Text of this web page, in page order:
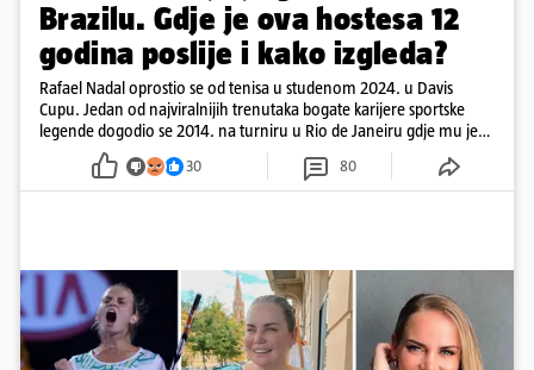
Brazilu. Gdje je ova hostesa 12
godina poslije i kako izgleda?
Rafael Nadal oprostio se od tenisa u studenom 2024. u Davis
Cupu. Jedan od najviralnijih trenutaka bogate karijere sportske
legende dogodio se 2014. na turniru u Rio de Janeiru gdje mu je
pažnju odvlačila ljepotica iza klupe
30 80